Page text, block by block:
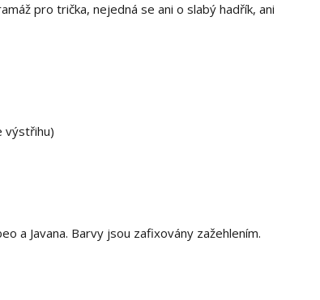
pro trička, nejedná se ani o slabý hadřík, ani
výstřihu)
a Javana. Barvy jsou zafixovány zažehlením.